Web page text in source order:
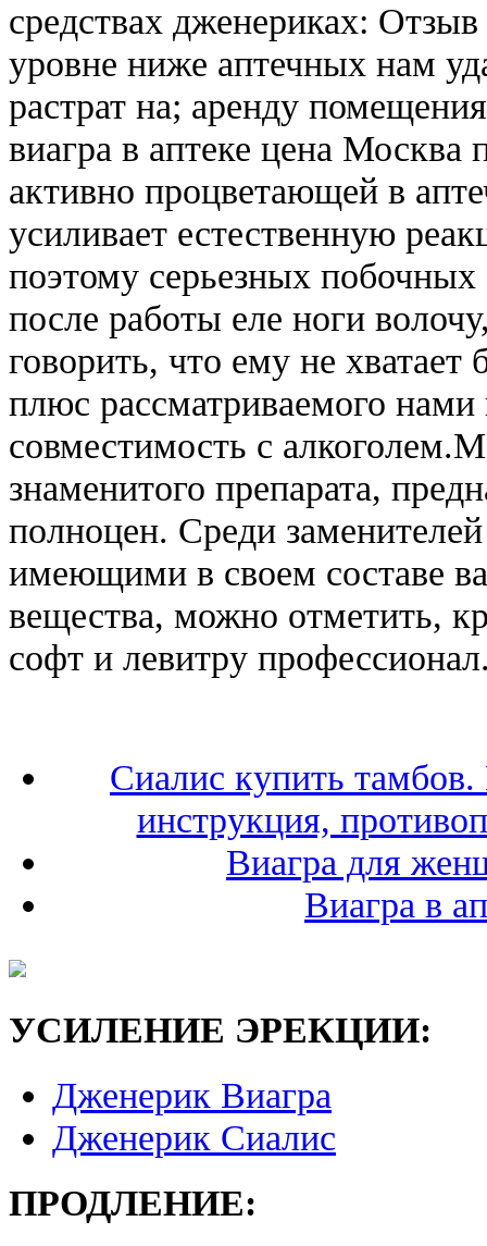
средствах дженериках:
уровне ниже аптечных нам
растрат на; аренду
виагра в аптеке цена Москва
активно процветающей в
усиливает естественную
поэтому серьезных
после работы еле ноги
говорить, что ему не
плюс рассматриваемого нами
совместимость с
знаменитого препарата,
полноцен. Среди
имеющими в своем составе
вещества, можно отметить,
софт и левитру
Сиалис купить
инструкция,
Виагра для
Виагра в
УСИЛЕНИЕ ЭРЕКЦИИ:
Дженерик Виагра
Дженерик Сиалис
ПРОДЛЕНИЕ: